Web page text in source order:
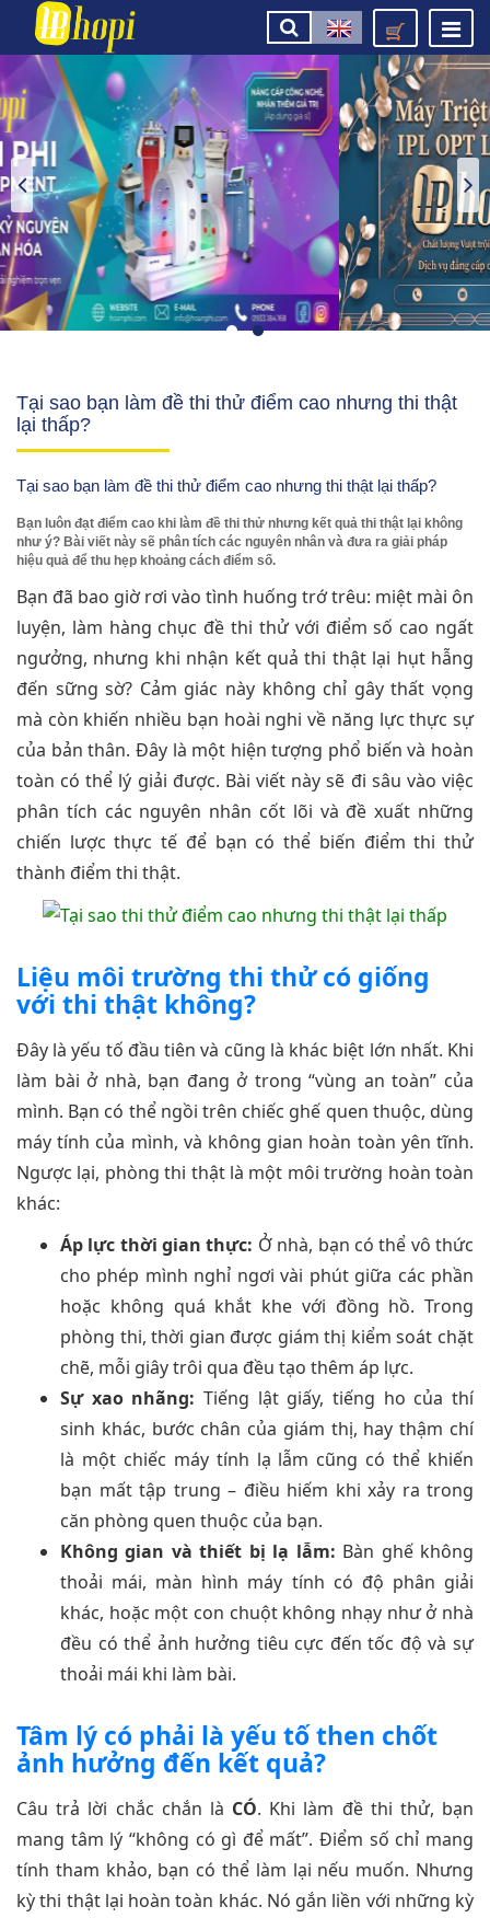
Tại sao bạn làm đề thi thử điểm cao nhưng thi thật
lại thấp?
Tại sao bạn làm đề thi thử điểm cao nhưng thi thật lại thấp?
Bạn luôn đạt điểm cao khi làm đề thi thử nhưng kết quả thi thật lại không
như ý? Bài viết này sẽ phân tích các nguyên nhân và đưa ra giải pháp
hiệu quả để thu hẹp khoảng cách điểm số.
Bạn đã bao giờ rơi vào tình huống trớ trêu: miệt mài ôn
luyện, làm hàng chục đề thi thử với điểm số cao ngất
ngưởng, nhưng khi nhận kết quả thi thật lại hụt hẫng
đến sững sờ? Cảm giác này không chỉ gây thất vọng
mà còn khiến nhiều bạn hoài nghi về năng lực thực sự
của bản thân. Đây là một hiện tượng phổ biến và hoàn
toàn có thể lý giải được. Bài viết này sẽ đi sâu vào việc
phân tích các nguyên nhân cốt lõi và đề xuất những
chiến lược thực tế để bạn có thể biến điểm thi thử
thành điểm thi thật.
Liệu môi trường thi thử có giống
với thi thật không?
Đây là yếu tố đầu tiên và cũng là khác biệt lớn nhất. Khi
làm bài ở nhà, bạn đang ở trong “vùng an toàn” của
mình. Bạn có thể ngồi trên chiếc ghế quen thuộc, dùng
máy tính của mình, và không gian hoàn toàn yên tĩnh.
Ngược lại, phòng thi thật là một môi trường hoàn toàn
khác:
Áp lực thời gian thực: Ở nhà, bạn có thể vô thức
cho phép mình nghỉ ngơi vài phút giữa các phần
hoặc không quá khắt khe với đồng hồ. Trong
phòng thi, thời gian được giám thị kiểm soát chặt
chẽ, mỗi giây trôi qua đều tạo thêm áp lực.
Sự xao nhãng: Tiếng lật giấy, tiếng ho của thí
sinh khác, bước chân của giám thị, hay thậm chí
là một chiếc máy tính lạ lẫm cũng có thể khiến
bạn mất tập trung – điều hiếm khi xảy ra trong
căn phòng quen thuộc của bạn.
Không gian và thiết bị lạ lẫm: Bàn ghế không
thoải mái, màn hình máy tính có độ phân giải
khác, hoặc một con chuột không nhạy như ở nhà
đều có thể ảnh hưởng tiêu cực đến tốc độ và sự
thoải mái khi làm bài.
Tâm lý có phải là yếu tố then chốt
ảnh hưởng đến kết quả?
Câu trả lời chắc chắn là CÓ. Khi làm đề thi thử, bạn
mang tâm lý “không có gì để mất”. Điểm số chỉ mang
tính tham khảo, bạn có thể làm lại nếu muốn. Nhưng
kỳ thi thật lại hoàn toàn khác. Nó gắn liền với những kỳ